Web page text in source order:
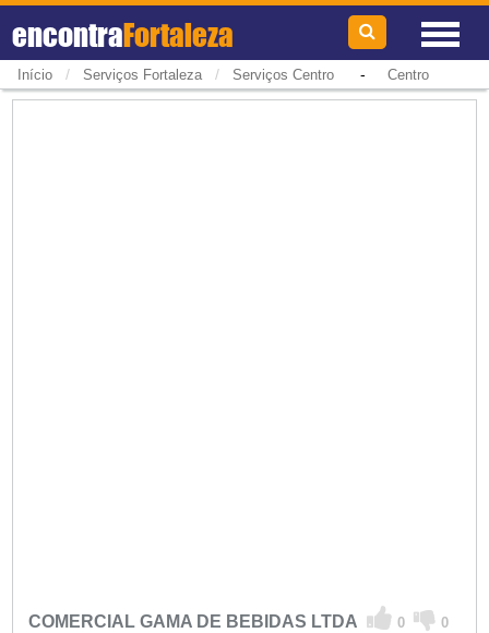
encontraFortaleza
Início / Serviços Fortaleza / Serviços Centro- Centro
COMERCIAL GAMA DE BEBIDAS LTDA 0 0